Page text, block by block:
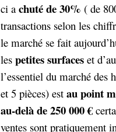
ci a chuté de 30% ( de
transactions selon les
le marché se fait
les petites surfaces et
l’essentiel du marché
et 5 pièces) est au point
au-delà de 250 000 €
ventes sont pratiquement